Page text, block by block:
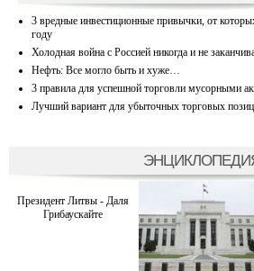
3 вредные инвестиционные привычки, от
году
Холодная война с Россией никогда и не
Нефть: Все могло быть и хуже…
3 правила для успешной торговли мусорными
Лучший вариант для убыточных торговых
Президент Литвы - Даля
Грибаускайте